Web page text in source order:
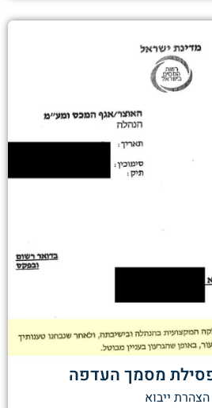
מסמך העדפה
הצהרת ייבוא